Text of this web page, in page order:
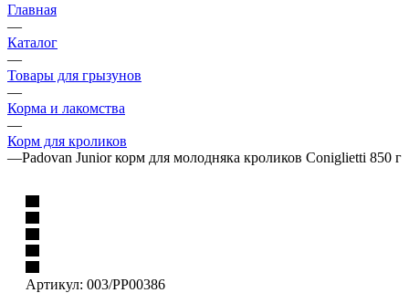
Главная
—
Каталог
—
Товары для грызунов
—
Корма и лакомства
—
Корм для кроликов
—Padovan Junior корм для молодняка кроликов Coniglietti 850 г
Артикул: 003/PP00386